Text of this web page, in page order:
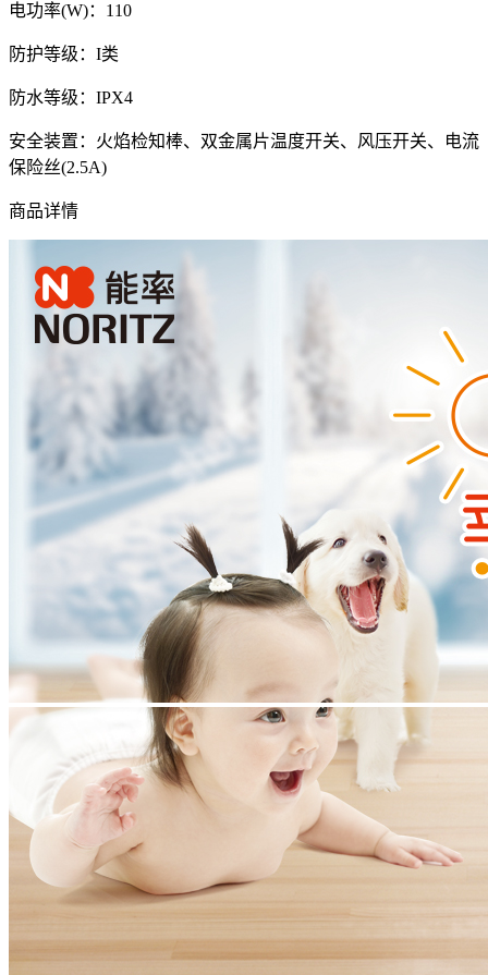
电功率(W)：110
防护等级：I类
防水等级：IPX4
安全装置：火焰检知棒、双金属片温度开关、风压开关、电流
保险丝(2.5A)
商品详情